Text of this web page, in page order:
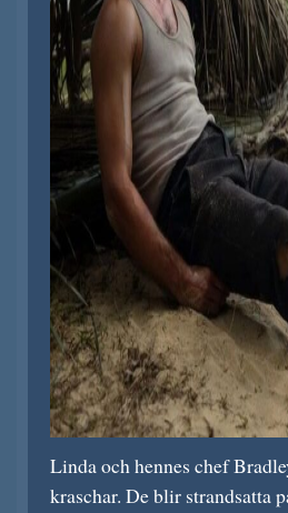
Linda och hennes chef
kraschar. De blir strandsatta